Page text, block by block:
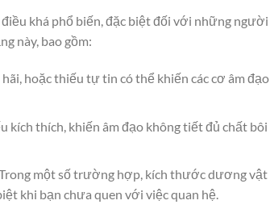
khá phổ biến, đặc biệt đối với những
này, bao gồm:
hoặc thiếu tự tin có thể khiến các cơ âm
kích thích, khiến âm đạo không tiết đủ chất bôi
một số trường hợp, kích thước dương vật
khi bạn chưa quen với việc quan hệ.